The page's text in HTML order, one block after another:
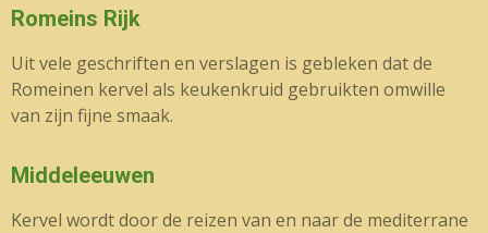
Romeins Rijk
Uit vele geschriften en verslagen is gebleken dat de
Romeinen kervel als keukenkruid gebruikten omwille
van zijn fijne smaak.
Middeleeuwen
Kervel wordt door de reizen van en naar de mediterrane